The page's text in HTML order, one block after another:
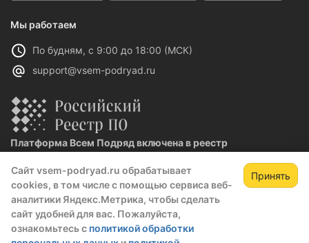
Сайт vsem-podryad.ru обрабатывает
cookies, в том числе с помощью сервиса веб-
аналитики Яндекс.Метрика, чтобы сделать
сайт удобней для вас. Пожалуйста,
ознакомьтесь с политикой обработки
Принять
Мы работаем
По будням, с 9:00 до 18:00 (МСК)
support@vsem-podryad.ru
Платформа Всем Подряд включена в реестр
Реестровая запись №32021 от 06.02.2026
Политика конфиденциальности